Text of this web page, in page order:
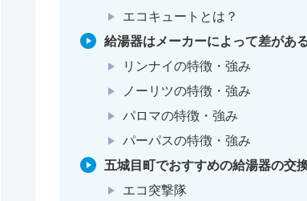
エコキュートとは？
給湯器はメーカーによって差があ
リンナイの特徴・強み
ノーリツの特徴・強み
パロマの特徴・強み
パーパスの特徴・強み
五城目町でおすすめの給湯器の交
エコ突撃隊